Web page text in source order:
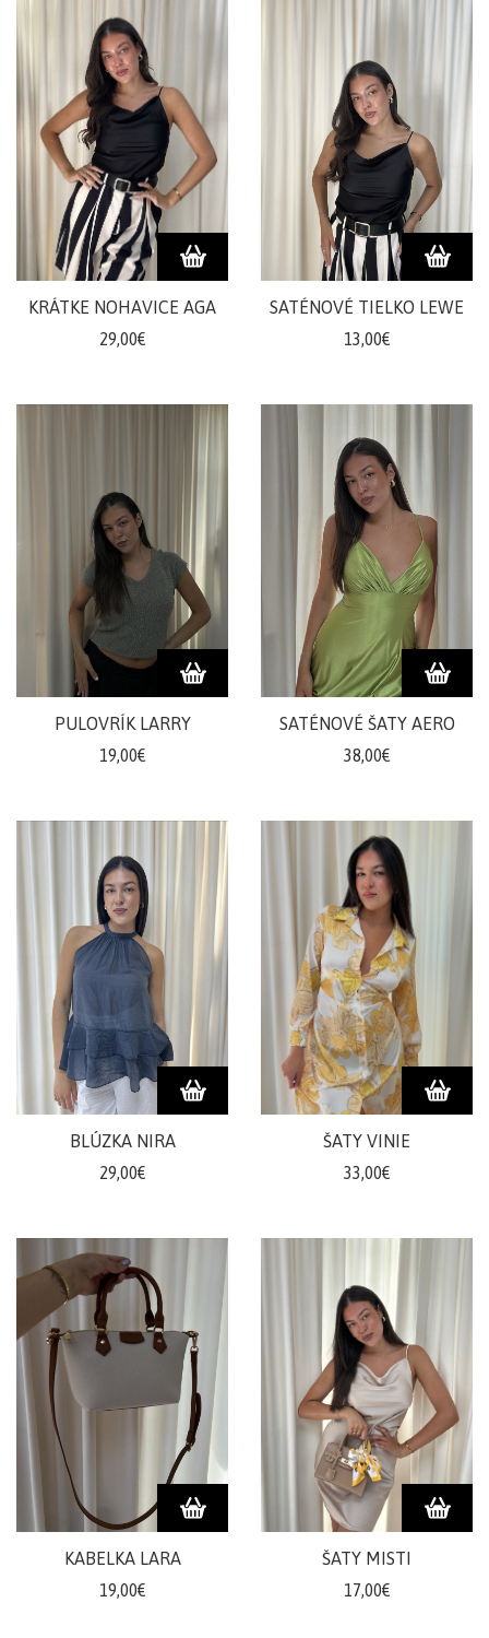
KRÁTKE NOHAVICE AGA
29,00€
SATÉNOVÉ TIELKO LEWE
13,00€
PULOVRÍK LARRY
19,00€
SATÉNOVÉ ŠATY AERO
38,00€
BLÚZKA NIRA
29,00€
ŠATY VINIE
33,00€
KABELKA LARA
19,00€
ŠATY MISTI
17,00€